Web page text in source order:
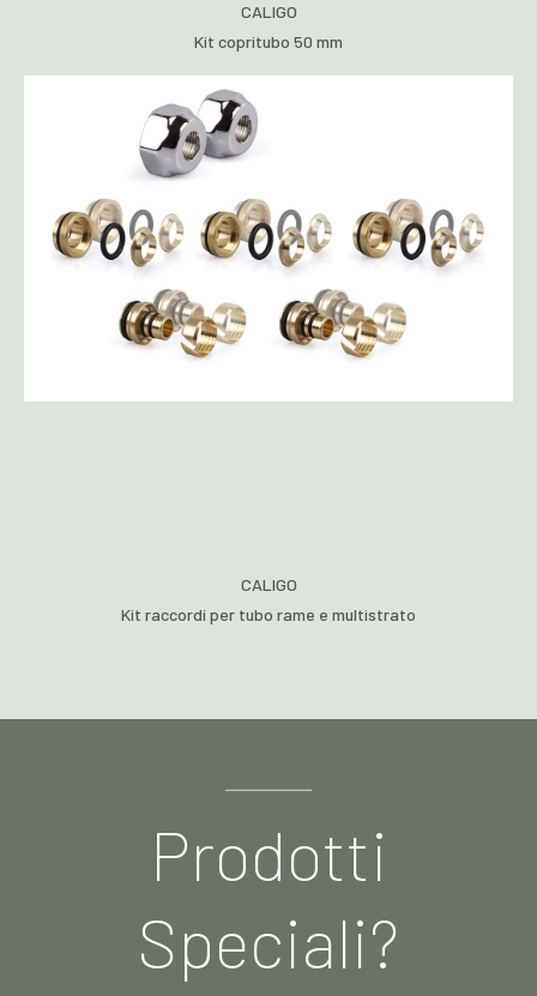
CALIGO
Kit copritubo 50 mm
CALIGO
Kit raccordi per tubo rame e multistrato
Prodotti
Speciali?